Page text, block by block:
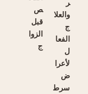
والعلا
ج
الفعا
ل
لأعرا
ض
سرط
ص
قبل
الزوا
ج